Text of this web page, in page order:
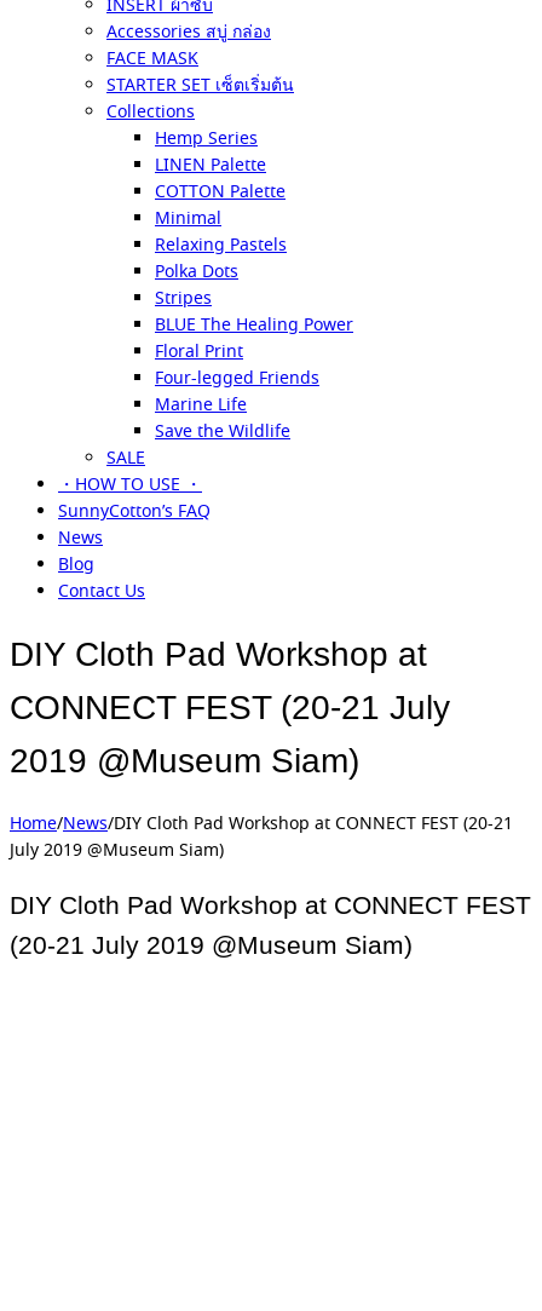
INSERT ผ้าซับ
Accessories สบู่ กล่อง
FACE MASK
STARTER SET เซ็ตเริ่มต้น
Collections
Hemp Series
LINEN Palette
COTTON Palette
Minimal
Relaxing Pastels
Polka Dots
Stripes
BLUE The Healing Power
Floral Print
Four-legged Friends
Marine Life
Save the Wildlife
SALE
・HOW TO USE ・
SunnyCotton’s FAQ
News
Blog
Contact Us
DIY Cloth Pad Workshop at
CONNECT FEST (20-21 July
2019 @Museum Siam)
Home/News/DIY Cloth Pad Workshop at CONNECT FEST (20-21
July 2019 @Museum Siam)
DIY Cloth Pad Workshop at CONNECT FEST
(20-21 July 2019 @Museum Siam)